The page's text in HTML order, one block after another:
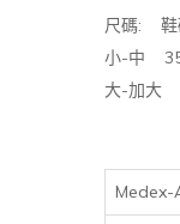
尺碼:
小-中
大-加大
Medex-